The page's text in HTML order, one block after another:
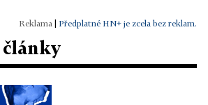
| Předplatné HN+ je zcela bez reklam.
články